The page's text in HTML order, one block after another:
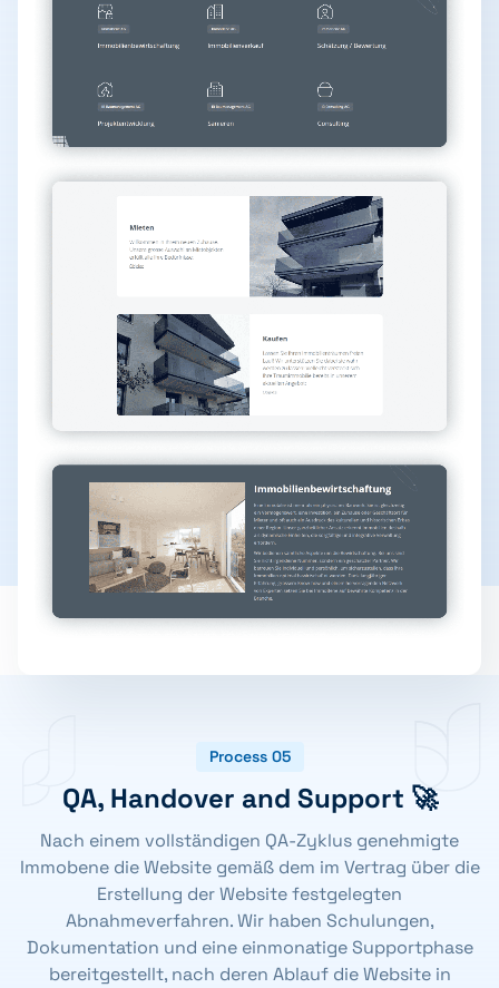
Process 05
QA, Handover and Support 🚀
Nach einem vollständigen QA-Zyklus genehmigte
Immobene die Website gemäß dem im Vertrag über die
Erstellung der Website festgelegten
Abnahmeverfahren. Wir haben Schulungen,
Dokumentation und eine einmonatige Supportphase
bereitgestellt, nach deren Ablauf die Website in